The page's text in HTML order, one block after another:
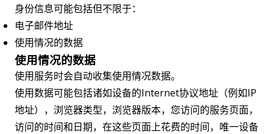
身份信息可能包括但不限于：
电子邮件地址
使用情况的数据
使用情况的数据
使用服务时会自动收集使用情况数据。
使用数据可能包括诸如设备的Internet协议地址（例如IP
地址），浏览器类型，浏览器版本，您访问的服务页面，
访问的时间和日期，在这些页面上花费的时间，唯一设备